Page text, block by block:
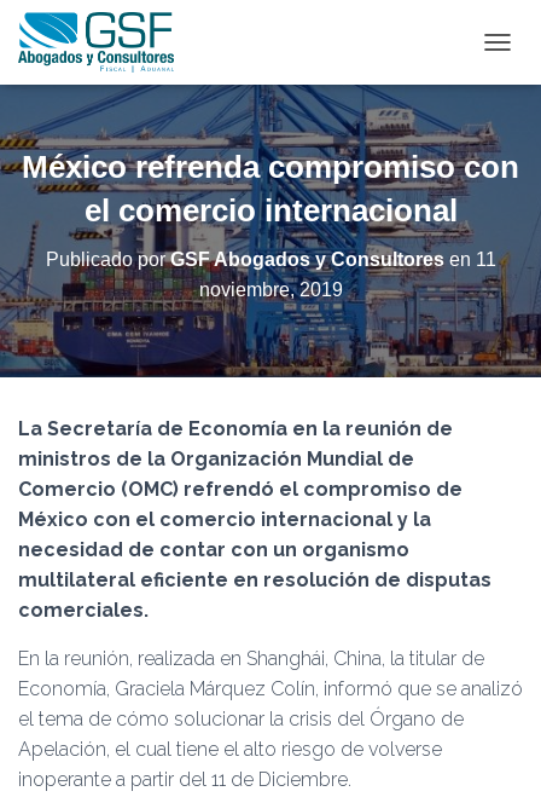
A
I
A
D
O
D
E
N
A
México refrenda compromiso con
el comercio internacional
Publicado porGSF Abogados y Consultoresen 11
noviembre, 2019
La Secretaría de Economía en la reunión de
ministros de la Organización Mundial de
Comercio (OMC) refrendó el compromiso de
México con el comercio internacional y la
necesidad de contar con un organismo
multilateral eficiente en resolución de disputas
comerciales.
En la reunión, realizada en Shanghái, China, la titular de
Economía, Graciela Márquez Colín, informó que se analizó
el tema de cómo solucionar la crisis del Órgano de
Apelación, el cual tiene el alto riesgo de volverse
inoperante a partir del 11 de Diciembre.